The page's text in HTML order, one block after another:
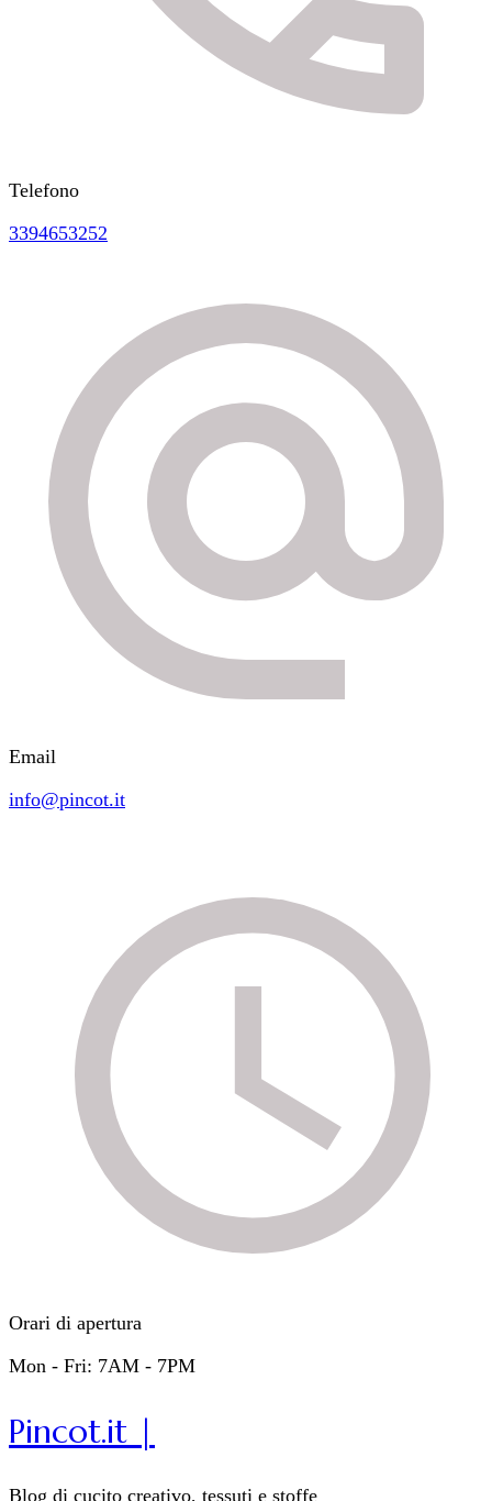
Telefono
3394653252
Email
info@pincot.it
Orari di apertura
Mon - Fri: 7AM - 7PM
Pincot.it |
Blog di cucito creativo, tessuti e stoffe